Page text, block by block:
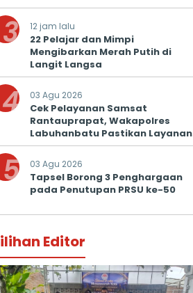
3 12 jam lalu
22 Pelajar dan Mimpi
Mengibarkan Merah Putih di
Langit Langsa
4 03 Agu 2026
Cek Pelayanan Samsat
Rantauprapat, Wakapolres
Labuhanbatu Pastikan Layanan
Prima untuk Masyarakat
5 03 Agu 2026
Tapsel Borong 3 Penghargaan
pada Penutupan PRSU ke-50
Editor